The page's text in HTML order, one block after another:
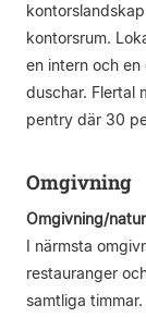
kontorsrum.
en intern och
duschar. Flertal
pentry där 30
Omgivning
Omgivning/
I närmsta
restauranger
samtliga